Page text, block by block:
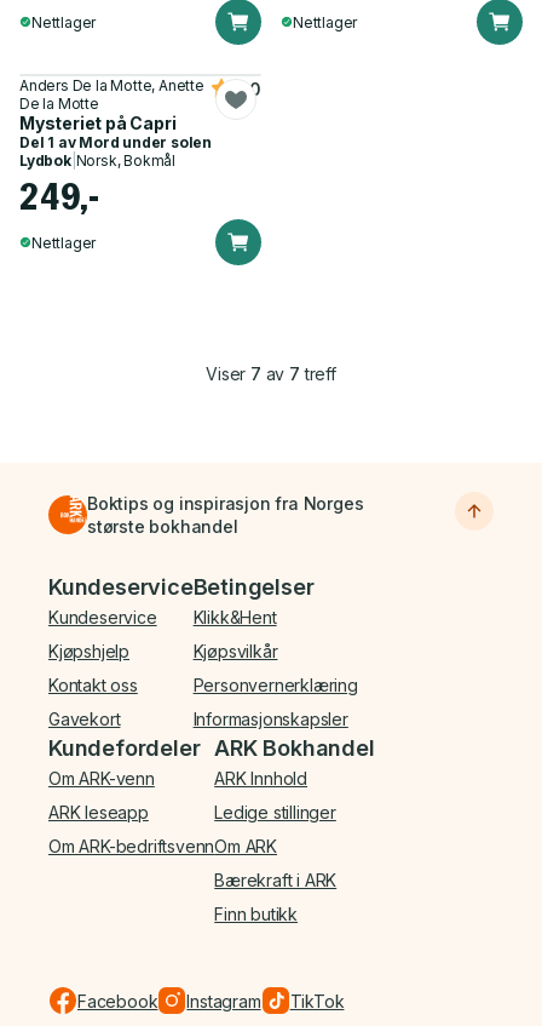
Nettlager Nettlager
Anders De la Motte, Anette
De la Motte
Mysteriet på Capri
4.0
Del 1 av Mord under solen
Lydbok| Norsk, Bokmål
249,-
Nettlager
Viser 7 av 7 treff
Boktips og inspirasjon fra Norges
største bokhandel
Bunnmeny
Kundeservice
Kundeservice
Kjøpshjelp
Kontakt oss
Gavekort
Betingelser
Klikk&Hent
Kjøpsvilkår
Personvernerklæring
Informasjonskapsler
Kundefordeler
Om ARK-venn
ARK leseapp
Om ARK-bedriftsvenn
ARK Bokhandel
ARK Innhold
Ledige stillinger
Om ARK
Bærekraft i ARK
Finn butikk
Facebook Instagram TikTok